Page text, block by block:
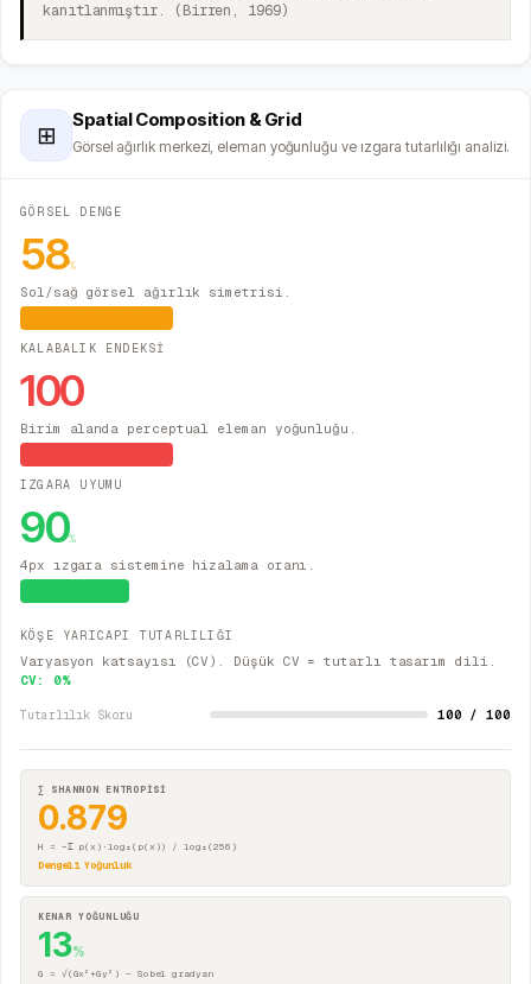
kanıtlanmıştır. (Birren, 1969)
⊞
Spatial Composition & Grid
Görsel ağırlık merkezi, eleman yoğunluğu ve ızgara tutarlılığı analizi.
GÖRSEL DENGE
58%
Sol/sağ görsel ağırlık simetrisi.
KALABALIK ENDEKSİ
100
Birim alanda perceptual eleman yoğunluğu.
IZGARA UYUMU
90%
4px ızgara sistemine hizalama oranı.
KÖŞE YARICAPI TUTARLILIĞI
Varyasyon katsayısı (CV). Düşük CV = tutarlı tasarım dili.
CV: 0%
Tutarlılık Skoru 100 / 100
∑ SHANNON ENTROPİSİ
0.879
H = −Σ p(x)·log₂(p(x)) / log₂(256)
Dengeli Yoğunluk
KENAR YOĞUNLUĞU
13%
G = √(Gx²+Gy²) — Sobel gradyan